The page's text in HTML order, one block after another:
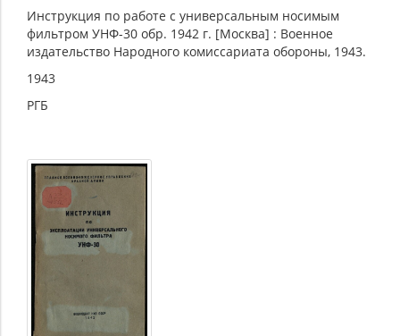
Инструкция по работе с универсальным носимым
фильтром УНФ-30 обр. 1942 г. [Москва] : Военное
издательство Народного комиссариата обороны, 1943.
1943
РГБ